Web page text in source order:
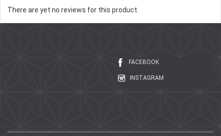
There are yet no reviews for this product.
FACEBOOK
INSTAGRAM